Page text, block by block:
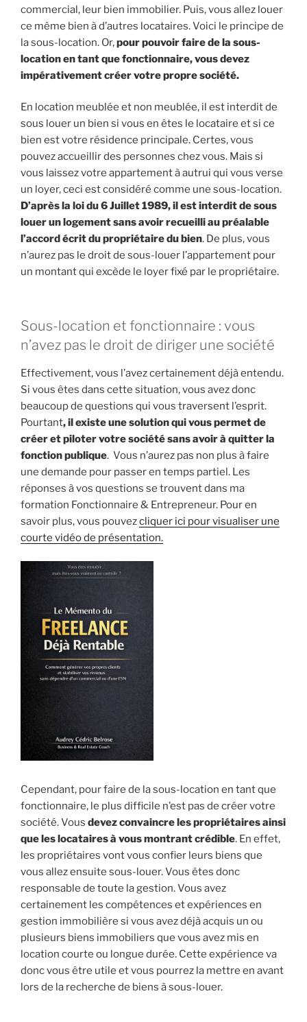
commercial, leur bien immobilier. Puis, vous allez louer
ce même bien à d’autres locataires. Voici le principe de
la sous-location. Or,pour pouvoir faire de la sous-
location en tant que fonctionnaire, vous devez
impérativement créer votre propre société.
En location meublée et non meublée, il est interdit de
sous louer un bien si vous en êtes le locataire et si ce
bien est votre résidence principale. Certes, vous
pouvez accueillir des personnes chez vous. Mais si
vous laissez votre appartement à autrui qui vous verse
un loyer, ceci est considéré comme une sous-location.
D’après la loi du 6 Juillet 1989, il est interdit de sous
louer un logement sans avoir recueilli au préalable
l’accord écrit du propriétaire du bien. De plus, vous
n’aurez pas le droit de sous-louer l’appartement pour
un montant qui excède le loyer fixé par le propriétaire.
Sous-location et fonctionnaire : vous
n’avez pas le droit de diriger une société
Effectivement, vous l’avez certainement déjà entendu.
Si vous êtes dans cette situation, vous avez donc
beaucoup de questions qui vous traversent l’esprit.
Pourtant, il existe une solution qui vous permet de
créer et piloter votre société sans avoir à quitter la
fonction publique. Vous n’aurez pas non plus à faire
une demande pour passer en temps partiel. Les
réponses à vos questions se trouvent dans ma
formation Fonctionnaire & Entrepreneur. Pour en
savoir plus, vous pouvezcliquer ici pour visualiser une
courte vidéo de présentation.
Cependant, pour faire de la sous-location en tant que
fonctionnaire, le plus difficile n’est pas de créer votre
société. Vous devez convaincre les propriétaires ainsi
que les locataires à vous montrant crédible. En effet,
les propriétaires vont vous confier leurs biens que
vous allez ensuite sous-louer. Vous êtes donc
responsable de toute la gestion. Vous avez
certainement les compétences et expériences en
gestion immobilière si vous avez déjà acquis un ou
plusieurs biens immobiliers que vous avez mis en
location courte ou longue durée. Cette expérience va
donc vous être utile et vous pourrez la mettre en avant
lors de la recherche de biens à sous-louer.